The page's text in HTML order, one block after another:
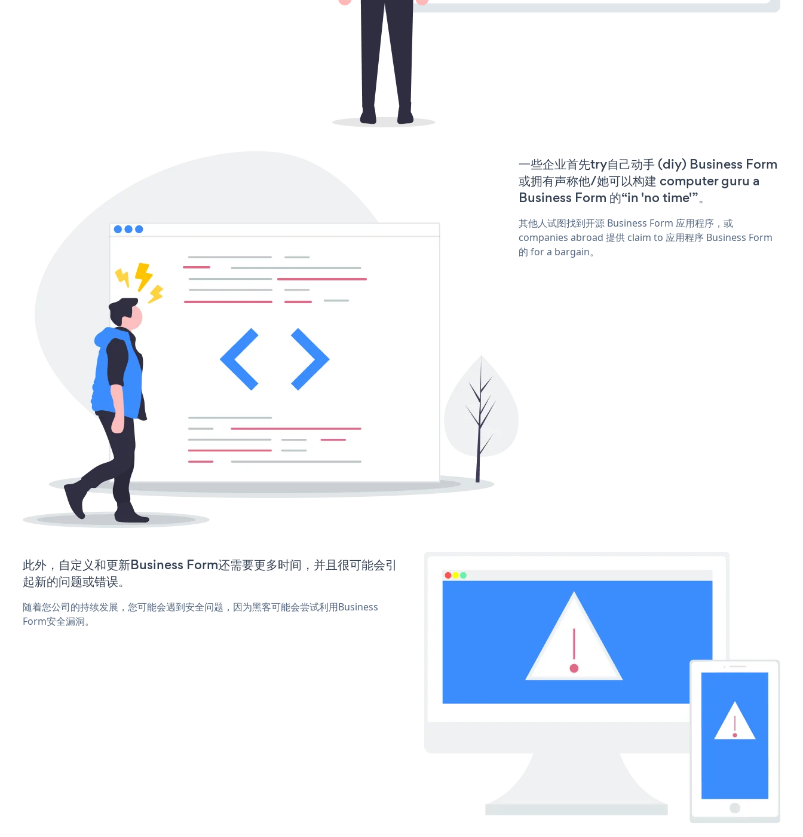
一些企业首先try自己动手 (diy) Business Form
或拥有声称他/她可以构建 computer guru a
Business Form 的“in 'no time'”。
其他人试图找到开源 Business Form 应用程序，或
companies abroad 提供 claim to 应用程序 Business Form
的 for a bargain。
此外，自定义和更新Business Form还需要更多时间，并且很可能会引
起新的问题或错误。
随着您公司的持续发展，您可能会遇到安全问题，因为黑客可能会尝试利用Business
Form安全漏洞。